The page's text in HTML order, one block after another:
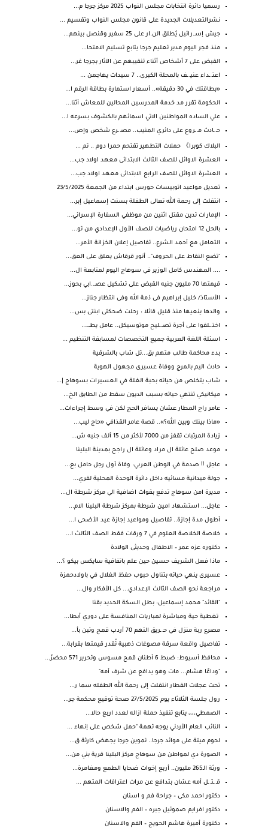
رسميا دائرة انتخابات مجلس النواب 2025 ‏مركز جرجا م...
نشرالتعديلات الجديدة على قانون مجلس النواب وتقسيم ...
جيش إسـ.رائيل يُطلق الن.ار على 25 سفير وقنصل بينهم...
منذ فجر اليوم مدير تعليم جرجا يتابع تسليم الامتحا...
القبض على 7 أشخاص أثناء تنقيبهم عن الآثار بجرجا غر...
اعتـ ـداء عنيـ ـف بالمحلة الكبرى.. 7 سيدات يهاجمن ...
«بطاقتك في 30 دقيقة».. أسعار استمارة بطاقة الرقم ا...
الحكومة تقرر مد خدمة المدرسين المحالين للمعاش أثنا...
علي الساده المواطنين الاتي اسمائهم بالكشوف بسرعه ا...
حـ ـادث مـ ـروع على دائري المنيب.. مصـ ـرع شخص وإص...
البلاك كوبرا》 حملات التطهير تقتحم حمرا دوم .. تم ...
العشرة الاوائل للصف الثالث الابتدائى معهد اولاد جب...
العشرة الاوائل للصف الرابع الابتدائى معهد اولاد جب...
تعديل مواعيد اتوبيسات حورس ابتداء من الجمعة 23/5/2025
انتقلت إلى رحمة الله تعالى الطفلة بسنت إسماعيل إبر...
الإمارات تدين مقتل اثنين من موظفي السفارة الإسرائي...
بالحل 12 امتحان رياضيات للصف الأول الإعدادي من تو...
التعامل مع أحمد الشرع.. تفاصيل إعلان الخزانة الأمر...
"تضع النقاط على الحروف".. أنور قرقاش يعلق على العق...
.... المهندس كامل الوزير في سوهاج اليوم لمتابعة ال...
قيمتها 70 مليون جنيه القبض على تشكيل عصـ..ابي بحوز...
الأستاذ/ خليل إبراهيم فى ذمة الله وفى انتظار جناز...
والدها ينعيها منذ قليل قائلا : رحلت ضحكتى ابنتى بس...
اختـ.ـلفوا على أجرة تصـ.ـليح موتوسيكل.. عامل يطـ.ـ...
اسئلة اللغة العربية جميع التخصصات لمسابقة التنظيم ...
بدء محاكمة طالب متهم بق...تل شاب بالشرقية
حادث اليم بالمرج ووفاة عسيرى مجهول الهوية
شاب يتخلص من حياته بحبة الغلة في العسيرات بسوهاج |...
ميكانيكي تنتهي حياته بسبب الديون سقط من الطابق الخ...
عامر راح المطار عشان يسافر الحج لكن في وسط إجراءات...
«ماذا بينك وبين الله؟».. قصة عامر القذافي «حاج ليب...
زيادة المرتبات تقفز من 7000 لأكثر من 15 ألف جنيه ش...
موعد صلح عائلة ال مراد وعائلة ال راجح بمدينة البلينا
عاجل ‼️ صدمة في الوطن العربي: وفاة أول رجل حامل بع...
جولة ميدانية مسائيه داخل دائرة الوحدة المحلية لقري...
مديرة امن سوهاج تدفع بقوات اضافية الي مركز شرطة ال...
عاجل... استشهاد امين شرطة بمركز شرطة البلينا الام...
أطول مدة إجازة.. تفاصيل ومواعيد إجازة عيد الأضحى ا...
خلاصة الخلاصة العلوم في 7 ورقات فقط الصف الثالث ا...
دكتوره عزه عمر – الاطفال وحديثى الولادة
ماذا فعل الشريف حسين حين علم باتفاقية سايكس بيكو ؟...
عسيرى ينهي حياته بتناول حبوب حفظ الغلال في باولادحمزة
مراجعة نحو الصف الثالث الإعدادي... كل الأفكار وال...
"القائد" محمد إسماعيل: بطل السكة الحديد بقنا
تغطية حية ومباشرة لمباريات المنافسة على دوري أبطا...
مصرع ربة منزل في حـ ـريق التهم 70 أردب قمح وتبن بأ...
تفاصيل واقعة سرقة مصوغات ذهبية تُقدر قيمتها بقرابة...
محافظ أسيوط: ضبط 6 أطنان قمح مسوس وتحرير 571 محضرً...
"وداعًا هشام... مات وهو يدافع عن شرف أمه"
تحت عجلات القطار انتقلت إلى رحمة الله الطفله سما ر...
رول جلسة الثلاثاء يوم 27/5/2025 صحة توقيع محكمة جر...
الصمطي،،،، يتابع تنفيذ حملة ازاله لعدد اربع حالا...
النائب العام الأردني يوجه تهمة "حمل شخص على إنهاء ...
لحوم ميتة على موائد جرجا.. تموين جرجا يجهض كارثة ق...
الصورة دي لمواطن من سوهاج مركز البلينا قرية بني من...
ورثة الـ265 مليون.. أربع إخوات ضحايا الطمع ومغامرة...
قـ ـتـ ـل أمه عشان بتدافع عن مرات اعترافات المتهم ...
دكتور احمد مكى – جراحة فم و اسنان
دكتور افرايم صموئيل جبره – الفم والاسنان
دكتورة أميرة هاشم الحويج – الفم والاسنان